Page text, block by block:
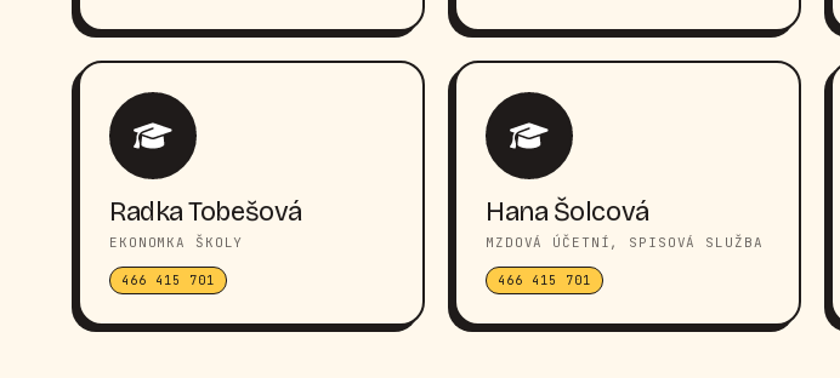
Radka Tobešová
EKONOMKA ŠKOLY
466 415 701
Hana Šolcová
MZDOVÁ ÚČETNÍ, SPISOVÁ SLUŽBA
466 415 701